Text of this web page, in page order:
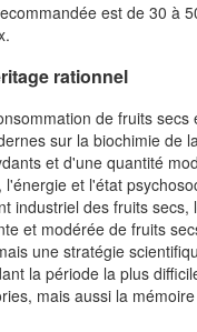
est de 30 à
rationnel
de fruits
sur la biochimie de
et d'une quantité
et l'état
industriel des fruits
et modérée de fruits
une stratégie
la période la plus
mais aussi la